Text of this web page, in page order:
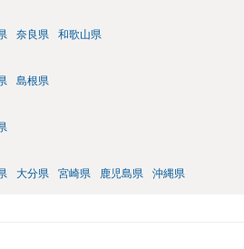
判所に提出して相続放棄申述受理通知書
。
奈良県 和歌山県
島根県
大分県 宮崎県 鹿児島県 沖縄県